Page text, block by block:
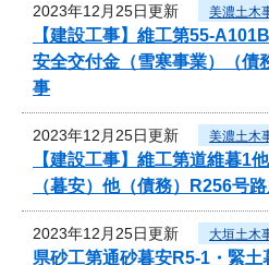
2023年12月25日更新 美濃土木
【建設工事】維工第55-
安全交付金（雪寒事業）（債
事
2023年12月25日更新 美濃土木
【建設工事】維工第道維暮1
（暮安）他（債務）R256号
2023年12月25日更新 大垣土木
県砂工第通砂暮安R5-1・緊